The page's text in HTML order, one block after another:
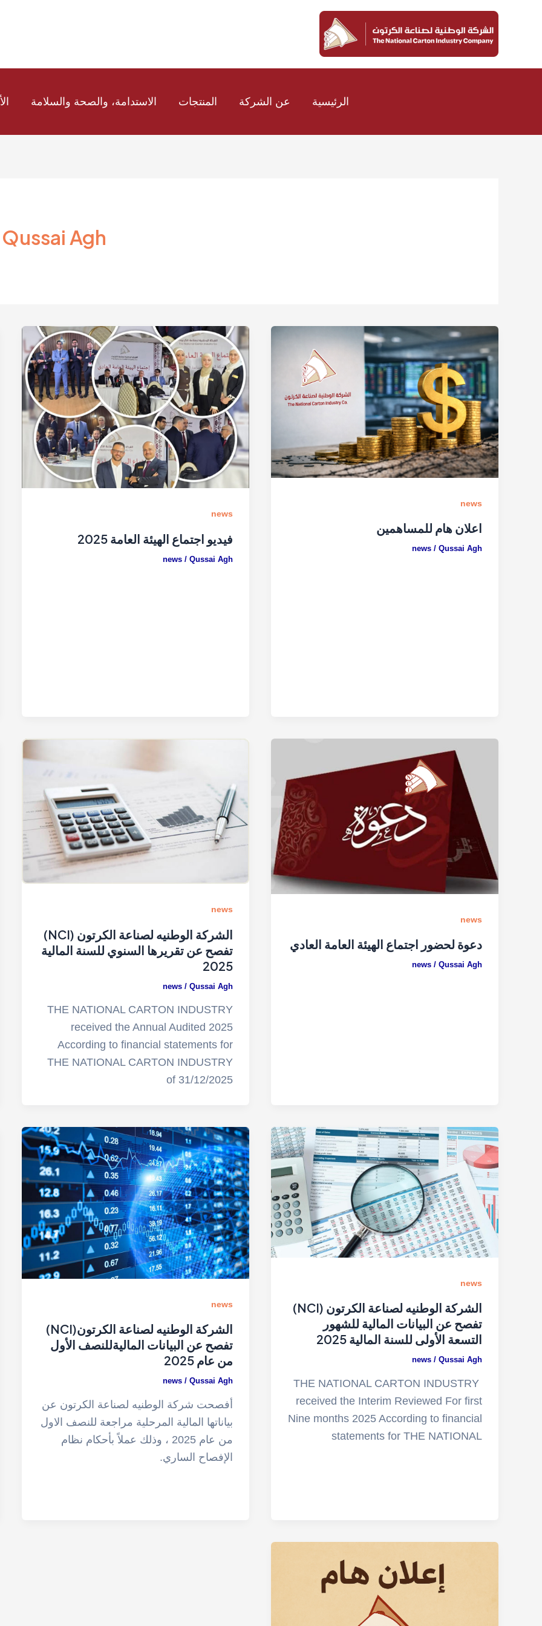
الرئيسية عن الشركة المنتجات الاستدامة، والصحة والسلامة
Agh
news
اعلان هام للمساهمين
news / Qussai Agh
news
فيديو اجتماع الهيئة العامة 2025
news /Qussai Agh
news
دعوة لحضور اجتماع الهيئة العامة العادي
news / Qussai Agh
news
الشركة الوطنيه لصناعة الكرتون (NCI)
تفصح عن تقريرها السنوي للسنة المالية
2025
news /Qussai Agh
THE NATIONAL CARTON INDUSTRY
received the Annual Audited 2025
According to financial statements for
THE NATIONAL CARTON INDUSTRY
of 31/12/2025
news
الشركة الوطنيه لصناعة الكرتون (NCI)
تفصح عن البيانات المالية للشهور
التسعة الأولى للسنة المالية 2025
news / Qussai Agh
THE NATIONAL CARTON INDUSTRY
received the Interim Reviewed For first
Nine months 2025 According to financial
statements for THE NATIONAL
news
الشركة الوطنيه لصناعة الكرتون(NCI)
تفصح عن البيانات الماليةللنصف الأول
من عام 2025
news /Qussai Agh
أفصحت شركة الوطنيه لصناعة الكرتون عن
بياناتها المالية المرحلية مراجعة للنصف الاول
من عام 2025 ، وذلك عملاً بأحكام نظام
الإفصاح الساري.
Post
pagination